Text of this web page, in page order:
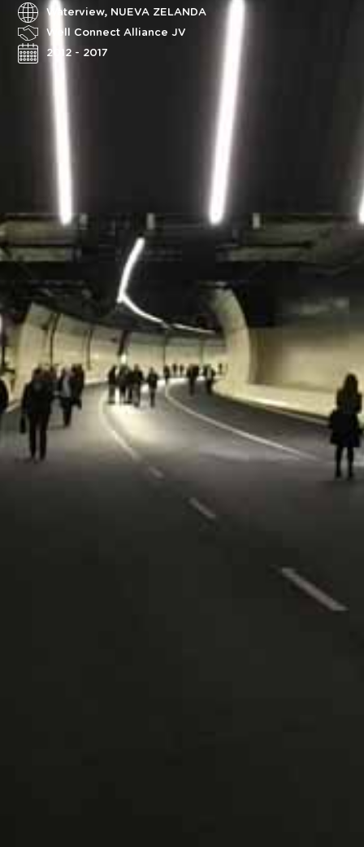
Waterview, NUEVA ZELANDA
Well Connect Alliance JV
2012 - 2017